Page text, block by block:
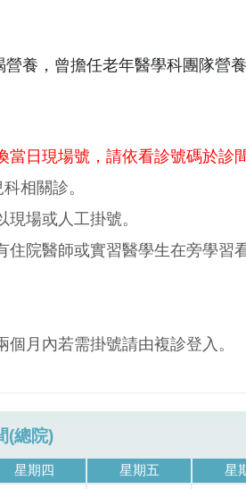
養，曾擔任老年醫學科團隊營
日現場號，請依看診號碼於診
相關診。
場或人工掛號。
住院醫師或實習醫學生在旁學習
月內若需掛號請由複診登入。